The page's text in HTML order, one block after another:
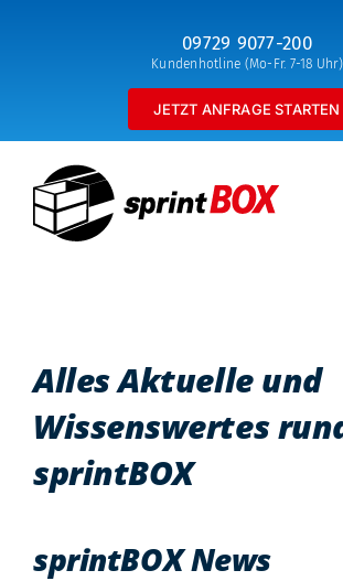
09729 9077-200
Kundenhotline (Mo-Fr. 7-18 Uhr)
JETZT ANFRAGE STARTEN
Outsourcing
sprintBOX navigator
News
Alles Aktuelle und
Wissenswertes
sprintBOX
sprintBOX News